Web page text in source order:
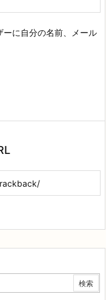
ーに自分の名前、メール